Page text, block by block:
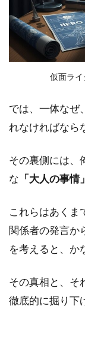
仮面ラ
では、一体なぜ
れなければなら
その裏側には、
な 「大人の事情」
これらはあくま
関係者の発言か
を考えると、か
その真相と、そ
徹底的に掘り下